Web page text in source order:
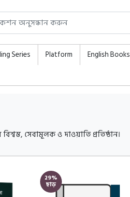
Series Platform English Books
সেবামূলক ও দাওয়াতি প্রতিষ্ঠান।
29%
ছাড়